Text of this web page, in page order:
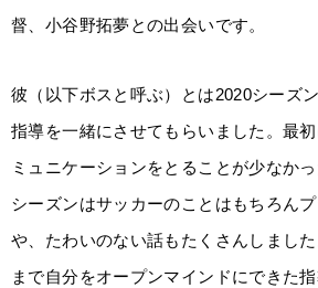
督、小谷野拓夢との出会いです。
彼（以下ボスと呼ぶ）とは2020シーズ
指導を一緒にさせてもらいました。最
ミュニケーションをとることが少なか
シーズンはサッカーのことはもちろん
や、たわいのない話もたくさんしまし
まで自分をオープンマインドにできた